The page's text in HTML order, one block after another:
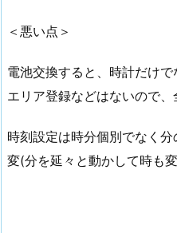
＜悪い点＞
電池交換すると、時計だけで
エリア登録などはないので、
時刻設定は時分個別でなく
変(分を延々と動かして時も変